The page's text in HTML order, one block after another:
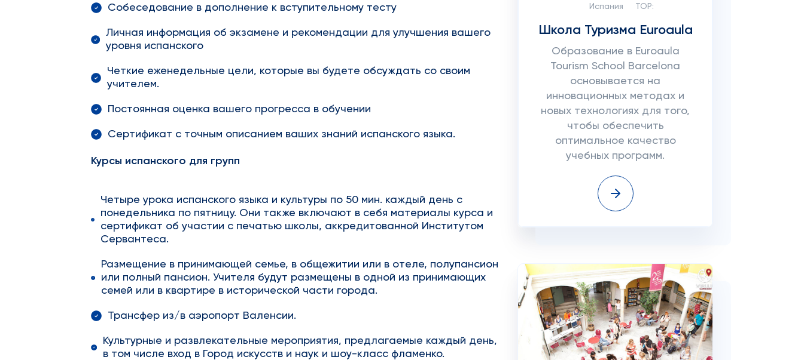
Собеседование в дополнение к вступительному тесту
Личная информация об экзамене и рекомендации для улучшения вашего
уровня испанского
Четкие еженедельные цели, которые вы будете обсуждать со своим
учителем.
Постоянная оценка вашего прогресса в обучении
Сертификат с точным описанием ваших знаний испанского языка.
Курсы испанского для групп
Четыре урока испанского языка и культуры по 50 мин. каждый день с
понедельника по пятницу. Они также включают в себя материалы курса и
сертификат об участии с печатью школы, аккредитованной Институтом
Сервантеса.
Размещение в принимающей семье, в общежитии или в отеле, полупансион
или полный пансион. Учителя будут размещены в одной из принимающих
семей или в квартире в исторической части города.
Трансфер из/в аэропорт Валенсии.
Культурные и развлекательные мероприятия, предлагаемые каждый день,
в том числе вход в Город искусств и наук и шоу-класс фламенко.
Испания TOP:
Школа Туризма Euroaula
Образование в Euroaula
Tourism School Barcelona
основывается на
инновационных методах и
новых технологиях для того,
чтобы обеспечить
оптимальное качество
учебных программ.